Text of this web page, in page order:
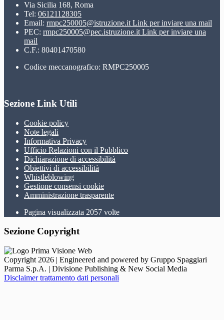
Via Sicilia 168, Roma
Tel: 06121128305
Email: rmpc250005@istruzione.it Link per inviare una mail
PEC: rmpc250005@pec.istruzione.it Link per inviare una
mail
C.F.: 80401470580
Codice meccanografico: RMPC250005
Sezione Link Utili
Cookie policy
Note legali
Informativa Privacy
Ufficio Relazioni con il Pubblico
Dichiarazione di accessibilità
Obiettivi di accessibilità
Whistleblowing
Gestione consensi cookie
Amministrazione trasparente
Pagina visualizzata 2057 volte
Sezione Copyright
Copyright 2026 | Engineered and powered by Gruppo Spaggiari
Parma S.p.A. | Divisione Publishing & New Social Media
Disclaimer trattamento dati personali